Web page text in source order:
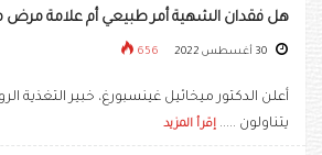
هل فقدان الشهية أمر طبيعي أم علامة مرض
656
أعلن الدكتور ميخائيل غينسبورغ، خبير التغذية
يتناولون ..... إقرأ المزيد